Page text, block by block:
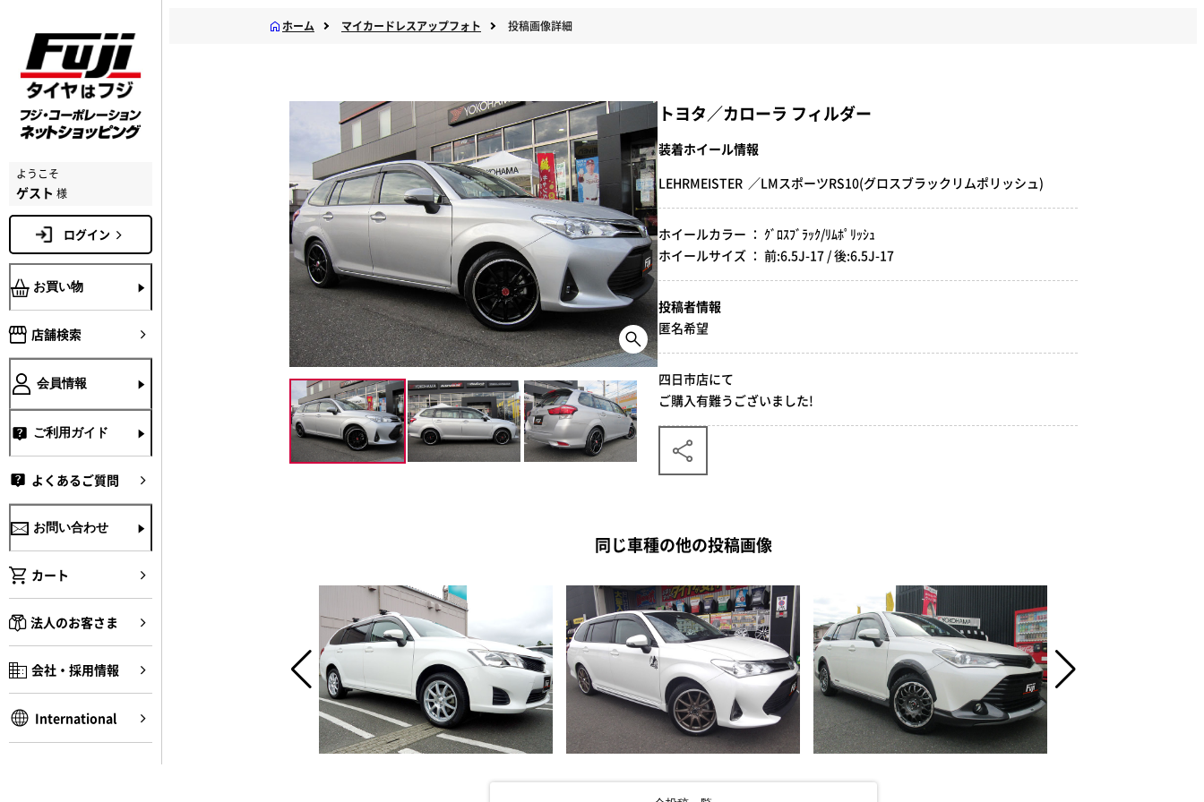
ようこそ
ゲスト 様
ログイン
お買い物
店舗検索
会員情報
ご利用ガイド
よくあるご質問
お問い合わせ
カート
法人のお客さま
会社・採用情報
International
ホーム マイカードレスアップフォト 投稿画像詳細
トヨタ／カローラ フィルダー
装着ホイール情報
LEHRMEISTER ／LMスポーツRS10(グロスブラックリムポリッシュ)
ホイールカラー ： ｸﾞﾛｽﾌﾞﾗｯｸ/ﾘﾑﾎﾟﾘｯｼｭ
ホイールサイズ ： 前:6.5J-17 / 後:6.5J-17
投稿者情報
匿名希望
四日市店にて
ご購入有難うございました!
同じ車種の他の投稿画像